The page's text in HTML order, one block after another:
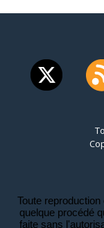
Toute
quelque procédé
faite sans